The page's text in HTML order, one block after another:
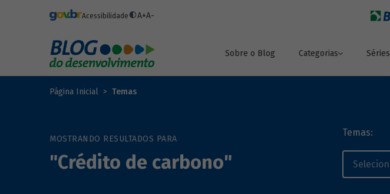
Acessibilidade A+A-
Sobre o Blog Categorias Séries
Página Inicial Temas
MOSTRANDO RESULTADOS PARA
"Crédito de carbono"
Temas: